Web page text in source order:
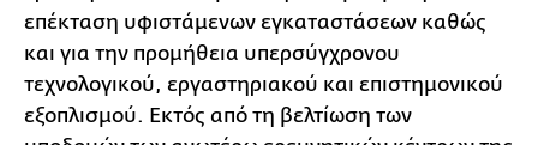
επέκταση υφιστάμενων εγκαταστάσεων καθώς
και για την προμήθεια υπερσύγχρονου
τεχνολογικού, εργαστηριακού και επιστημονικού
εξοπλισμού. Εκτός από τη βελτίωση των